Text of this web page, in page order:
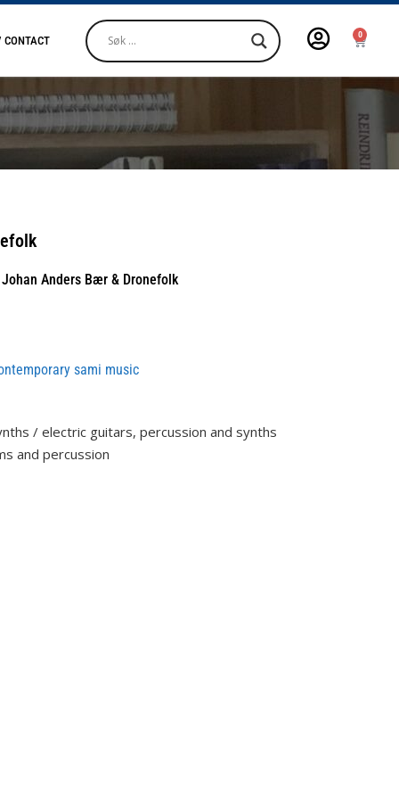
CONTACT 0
Anders Bær & Dronefolk
sami music
/ electric guitars, percussion and synths
and percussion